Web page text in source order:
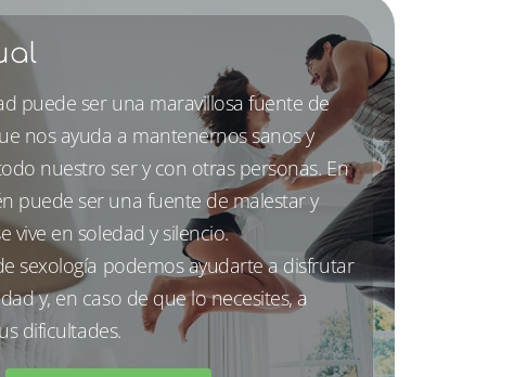
puede ser una maravillosa fuente de
nos ayuda a mantenernos sanos y
nuestro ser y con otras personas. En
puede ser una fuente de malestar y
vive en soledad y silencio.
sexología podemos ayudarte a disfrutar
y, en caso de que lo necesites, a
dificultades.